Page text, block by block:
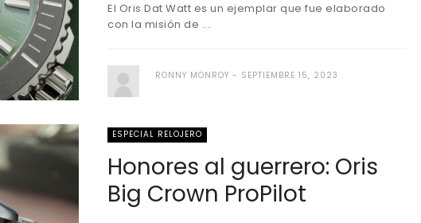
El Oris Dat Watt es un ejemplar que fue elaborado
con la misión de ...
RONNY MONROY SEPTIEMBRE 15, 2023
ESPECIAL RELOJERO
Honores al guerrero: Oris
Big Crown ProPilot